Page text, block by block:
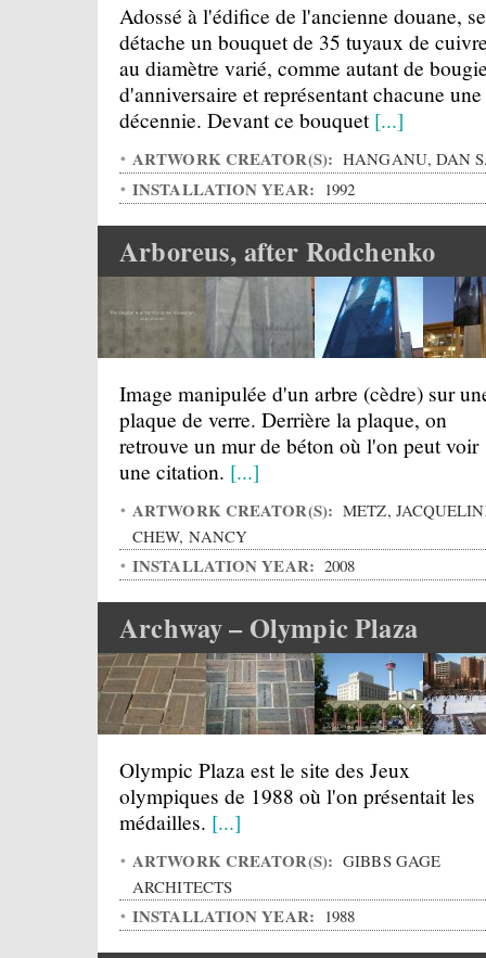
Adossé à l'édifice de l'ancienne douane, se
détache un bouquet de 35 tuyaux de
au diamètre varié, comme autant de
d'anniversaire et représentant chacune une
décennie. Devant ce bouquet[...]
ARTWORK CREATOR(S): HANGANU, DAN
INSTALLATION YEAR: 1992
Arboreus, after Rodchenko
Image manipulée d'un arbre (cèdre) sur
plaque de verre. Derrière la plaque, on
retrouve un mur de béton où l'on peut voir
une citation. [...]
ARTWORK CREATOR(S): METZ,
CHEW, NANCY
INSTALLATION YEAR: 2008
Archway – Olympic Plaza
Olympic Plaza est le site des Jeux
olympiques de 1988 où l'on présentait les
médailles. [...]
ARTWORK CREATOR(S): GIBBS GAGE
ARCHITECTS
INSTALLATION YEAR: 1988